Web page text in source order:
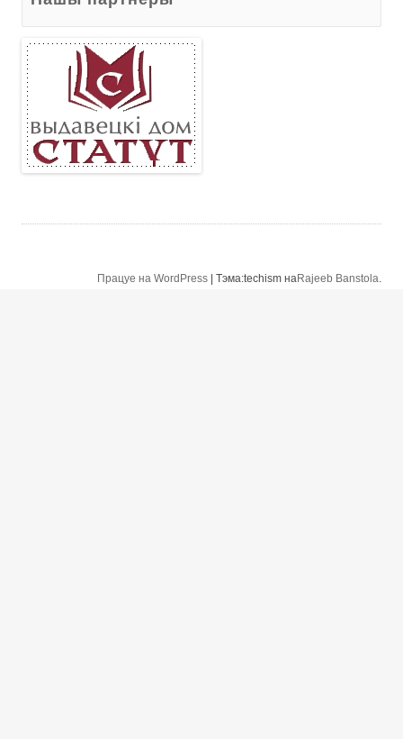
Працуе на WordPress Тэма:techism наRajeeb Banstola.